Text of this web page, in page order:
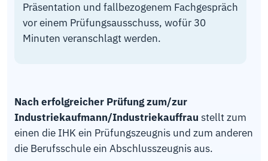
Präsentation und fallbezogenem Fachgespräch
vor einem Prüfungsausschuss, wofür 30
Minuten veranschlagt werden.
Nach erfolgreicher Prüfung zum/zur
Industriekaufmann/Industriekauffrau stellt zum
einen die IHK ein Prüfungszeugnis und zum anderen
die Berufsschule ein Abschlusszeugnis aus.